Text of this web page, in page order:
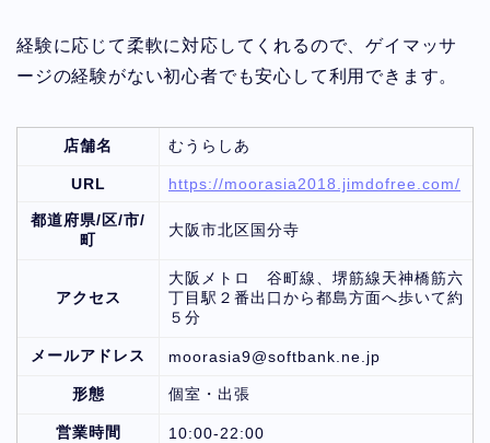
経験に応じて柔軟に対応してくれるので、ゲイマッサ
ージの経験がない初心者でも安心して利用できます。
店舗名 むうらしあ
URL https://moorasia2018.jimdofree.com/
都道府県/区/市/
町
大阪市北区国分寺
アクセス
大阪メトロ 谷町線、堺筋線天神橋筋六
丁目駅２番出口から都島方面へ歩いて約
５分
メールアドレス moorasia9@softbank.ne.jp
形態 個室・出張
営業時間 10:00-22:00